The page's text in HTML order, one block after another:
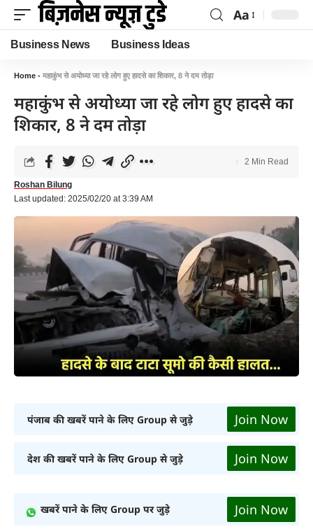
Aa
Business News Business Ideas
Home - महाकुंभ से अयोध्या जा रहे लोग हुए हादसे का शिकार, 8 ने दम तोड़ा
महाकुंभ से अयोध्या जा रहे लोग हुए हादसे का
शिकार, 8 ने दम तोड़ा
Last updated: 2025/02/20 at 3:39 AM
Roshan Bilung
2 Min Read
पंजाब की खबरें पाने के लिए Group से जुड़े Join Now
देश की खबरें पाने के लिए Group से जुड़े Join Now
खबरें पाने के लिए Group पर जुड़े Join Now